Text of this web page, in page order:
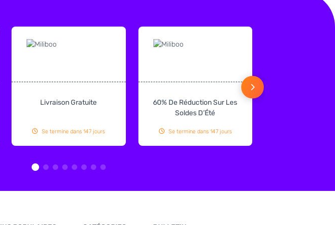
Livraison Gratuite
Se termine dans 147 jours
60% De Réduction Sur Les
Soldes D’Été
Se termine dans 147 jours